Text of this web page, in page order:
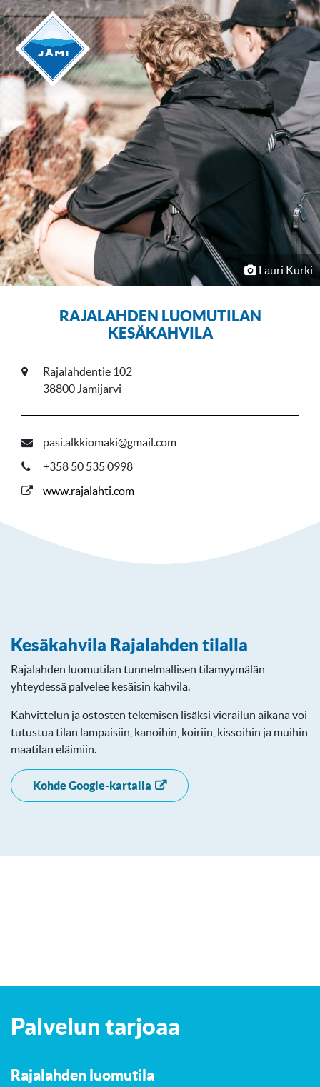
Lauri Kurki
RAJALAHDEN LUOMUTILAN
KESÄKAHVILA
Rajalahdentie 102
38800 Jämijärvi
pasi.alkkiomaki@gmail.com
+358 50 535 0998
www.rajalahti.com
Kesäkahvila Rajalahden tilalla
Rajalahden luomutilan tunnelmallisen tilamyymälän
yhteydessä palvelee kesäisin kahvila.
Kahvittelun ja ostosten tekemisen lisäksi vierailun aikana voi
tutustua tilan lampaisiin, kanoihin, koiriin, kissoihin ja muihin
maatilan eläimiin.
Kohde Google-kartalla
−
Palvelun tarjoaa
Rajalahden luomutila